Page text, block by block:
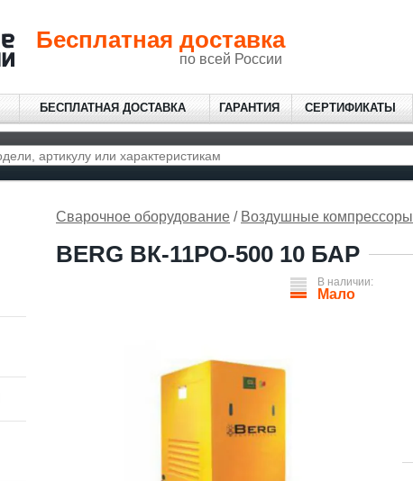
Бесплатная доставка
по всей России
БЕСПЛАТНАЯ ДОСТАВКА ГАРАНТИЯ СЕРТИФИКАТЫ
Сварочное оборудование / Воздушные компрессоры
BERG ВК-11РО-500 10 БАР
В наличии:
Мало